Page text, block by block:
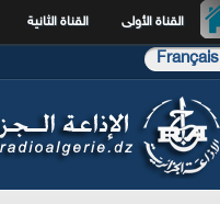
القناة الأولى القناة الثانية
Français